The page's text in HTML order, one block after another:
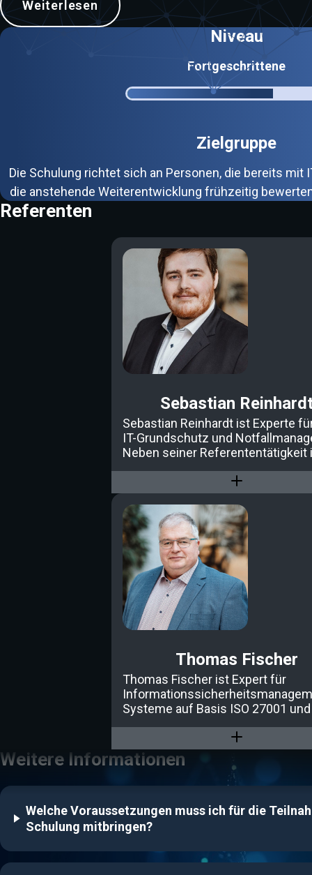
Weiterlesen
Niveau
Fortgeschrittene
Zielgruppe
Die Schulung richtet sich an Personen, die bereits mit
die anstehende Weiterentwicklung frühzeitig
Referenten
Sebastian
Sebastian Reinhardt ist Experte
IT-Grundschutz und
Neben seiner Referententätigkeit
Hochschuldozent und Autor tätig.
zertifizierter ISMS Lead Auditor
27001.
Thomas Fischer
Thomas Fischer ist Expert für
Systeme auf Basis ISO 27001 und
Referententätigkeit ist er als
Consultant in der
tätig und war Führungskraft in
verschiedenen Unternehmen und
Weitere Informationen
Welche Voraussetzungen muss ich für die
Schulung mitbringen?